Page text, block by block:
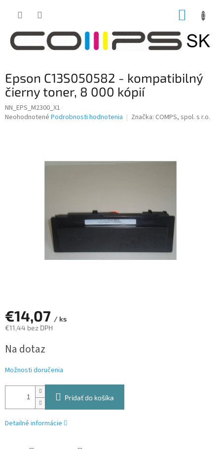
Epson C13S050582 - kompatibilný
čierny toner, 8 000 kópií
NN_EPS_M2300_X1
Priemerné
Neohodnotené Podrobnosti hodnotenia Značka: COMPS, spol. s r.o.
€14,07 / ks
€11,44 bez DPH
cena:
Na dotaz
Možnosti doručenia
Pridať do košíka
Detailné informácie